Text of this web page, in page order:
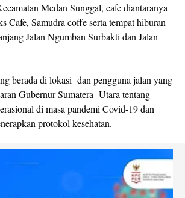
Medan Sunggal, cafe diantaranya
Cafe, Samudra coffe serta tempat hiburan
Jalan Ngumban Surbakti dan Jalan
berada di lokasi dan pengguna jalan yang
Gubernur Sumatera Utara tentang
di masa pandemi Covid-19 dan
protokol kesehatan.